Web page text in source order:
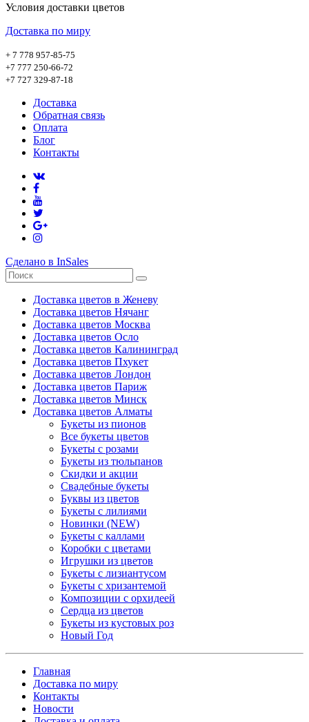
Условия доставки цветов
Доставка по миру
+ 7 778 957-85-75
+7 777 250-66-72
+7 727 329-87-18
Доставка
Обратная связь
Оплата
Блог
Контакты
Сделано в InSales
Доставка цветов в Женеву
Доставка цветов Нячанг
Доставка цветов Москва
Доставка цветов Осло
Доставка цветов Калининград
Доставка цветов Пхукет
Доставка цветов Лондон
Доставка цветов Париж
Доставка цветов Минск
Доставка цветов Алматы
Букеты из пионов
Все букеты цветов
Букеты с розами
Букеты из тюльпанов
Скидки и акции
Свадебные букеты
Буквы из цветов
Букеты с лилиями
Новинки (NEW)
Букеты с каллами
Коробки с цветами
Игрушки из цветов
Букеты с лизиантусом
Букеты с хризантемой
Композиции с орхидеей
Сердца из цветов
Букеты из кустовых роз
Новый Год
Главная
Доставка по миру
Контакты
Новости